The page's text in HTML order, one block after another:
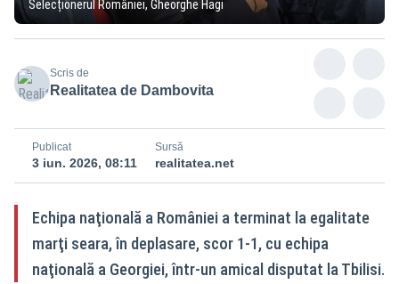
Selecționerul României, Gheorghe Hagi
Scris de
Realitatea de Dambovita
Publicat
3 iun. 2026, 08:11
Sursă
realitatea.net
Echipa naţională a României a terminat la egalitate
marţi seara, în deplasare, scor 1-1, cu echipa
naţională a Georgiei, într-un amical disputat la Tbilisi.